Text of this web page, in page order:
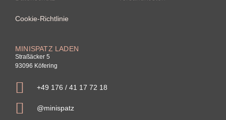
Cookie-Richtlinie
MINISPATZ LADEN
Straßäcker 5
93096 Köfering
+49 176 / 41 17 72 18
@minispatz